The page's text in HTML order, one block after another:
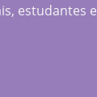
estudantes e